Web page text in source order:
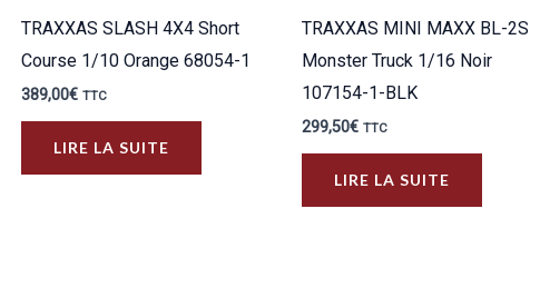
TRAXXAS SLASH 4X4 Short
Course 1/10 Orange 68054-1
389,00€ TTC
LIRE LA SUITE
TRAXXAS MINI MAXX BL-2S
Monster Truck 1/16 Noir
107154-1-BLK
299,50€ TTC
LIRE LA SUITE